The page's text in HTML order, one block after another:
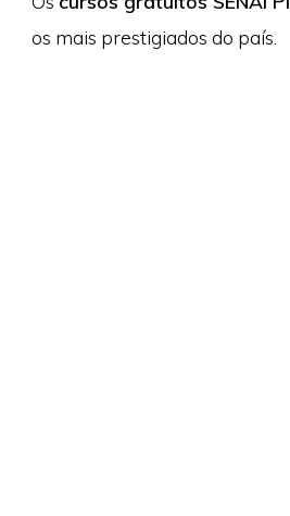
os mais prestigiados do país.